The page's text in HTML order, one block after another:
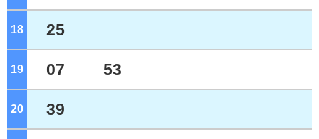
18 25
19 07 53
20 39